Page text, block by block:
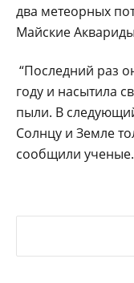
два метеорных
Майские
“Последний раз
году и насытила
пыли. В
Солнцу и Земле
сообщили ученые.